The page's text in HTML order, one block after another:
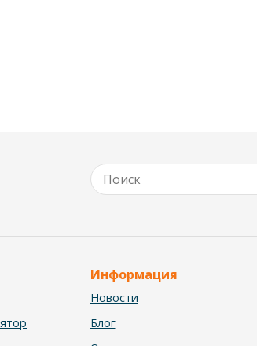
Информация
Новости
Блог